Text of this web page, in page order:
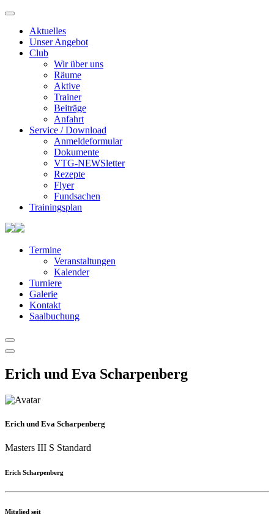
Aktuelles
Unser Angebot
Club
Wir über uns
Räume
Aktive
Trainer
Beiträge
Anfahrt
Service / Download
Anmeldeformular
Dokumente
VTG-NEWSletter
Rezepte
Flyer
Fundsachen
Trainingsplan
Termine
Veranstaltungen
Kalender
Turniere
Galerie
Kontakt
Saalbuchung
Erich und Eva Scharpenberg
Erich und Eva Scharpenberg
Masters III S Standard
Erich Scharpenberg
Mitglied seit